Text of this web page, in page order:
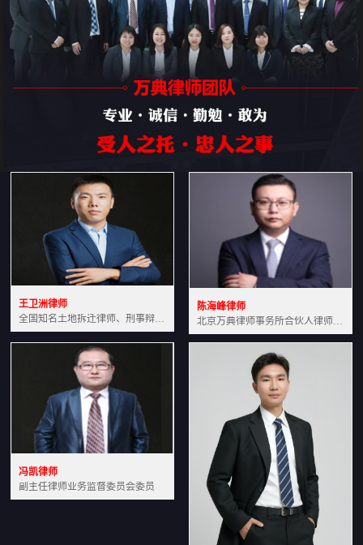
王卫洲律师
全国知名土地拆迁律师、刑事辩护律师北京万典律师事务所主任中国法学会会员北京市行政法研究会理事
陈海峰律师
北京万典律师事务所合伙人律师土地房产专业资深律师
冯凯律师
副主任律师业务监督委员会委员